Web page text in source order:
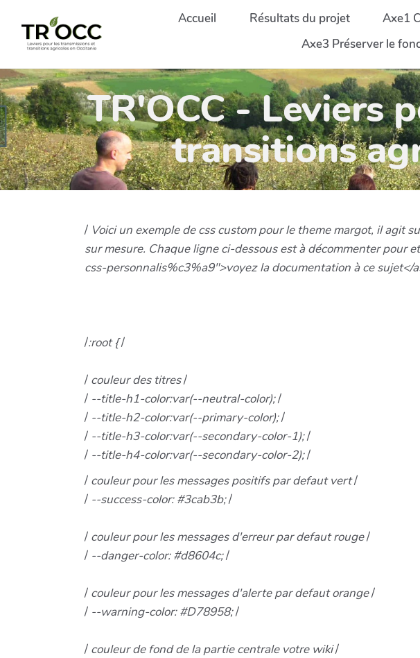
Aller au contenu principal Accueil Résultats du projet Axe1
Axe3 Préserver le
TR'OCC - Leviers
transitions
/ Voici un exemple de css custom pour le theme margot, il agit
sur mesure. Chaque ligne ci-dessous est à décommenter
css-personnalis%c3%a9">voyez la documentation à ce sujet</
/:root {/
/ couleur des titres/
/ --title-h1-color:var(--neutral-color);/
/ --title-h2-color:var(--primary-color);/
/ --title-h3-color:var(--secondary-color-1);/
/ --title-h4-color:var(--secondary-color-2);/
/ couleur pour les messages positifs par defaut vert/
/ --success-color: #3cab3b;/
/ couleur pour les messages d'erreur par defaut rouge/
/ --danger-color: #d8604c;/
/ couleur pour les messages d'alerte par defaut orange/
/ --warning-color: #D78958;/
/ couleur de fond de la partie centrale votre wiki/